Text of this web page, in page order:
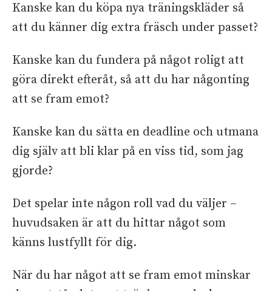
Kanske kan du köpa nya träningskläder så
att du känner dig extra fräsch under passet?
Kanske kan du fundera på något roligt att
göra direkt efteråt, så att du har någonting
att se fram emot?
Kanske kan du sätta en deadline och utmana
dig själv att bli klar på en viss tid, som jag
gjorde?
Det spelar inte någon roll vad du väljer –
huvudsaken är att du hittar något som
känns lustfyllt för dig.
När du har något att se fram emot minskar